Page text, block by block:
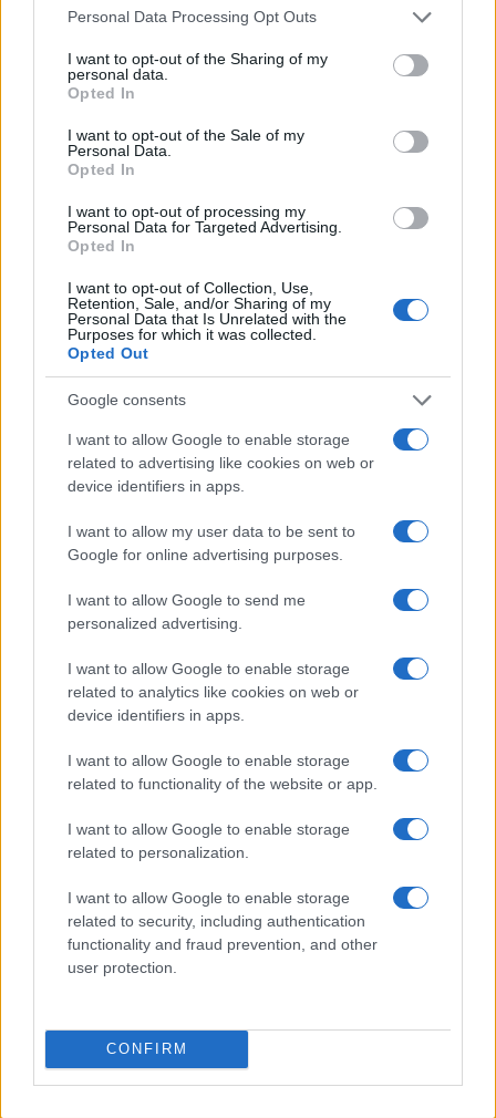
Please note that this website/app uses one or more Google
not limited to your visit or usage behaviour. You may click to
grant or deny consent to Google and its third-party tags to
use your data for below specified purposes in below Google
consent section.
Personal Data Processing Opt Outs
I want to opt-out of the Sharing of my
personal data.
Opted In
I want to opt-out of the Sale of my
Personal Data.
Opted In
I want to opt-out of processing my
Personal Data for Targeted Advertising.
Opted In
I want to opt-out of Collection, Use,
Retention, Sale, and/or Sharing of my
Personal Data that Is Unrelated with the
Purposes for which it was collected.
Opted Out
Google consents
I want to allow Google to enable storage
related to advertising like cookies on web or
device identifiers in apps.
I want to allow my user data to be sent to
Google for online advertising purposes.
I want to allow Google to send me
personalized advertising.
I want to allow Google to enable storage
related to analytics like cookies on web or
device identifiers in apps.
I want to allow Google to enable storage
related to functionality of the website or app.
I want to allow Google to enable storage
related to personalization.
I want to allow Google to enable storage
related to security, including authentication
functionality and fraud prevention, and other
user protection.
CONFIRM
strutturale dello spazio pubblico democratico,
caratterizzata dalla nascita di una nuova sovranità
sanzionatoria molecolare, diffusa, polarizzante e
AUTORE
Linda Pellegrini
processo di riconversione dell'ex area
portuale entrando in Comune per un'intervista
decisiva; è caporedattore con responsabilità
sulle rubriche storiche e propone in
redazione inchieste su memoria locale.
Laureata all'Università di Genova, conserva
FOCUS PMI